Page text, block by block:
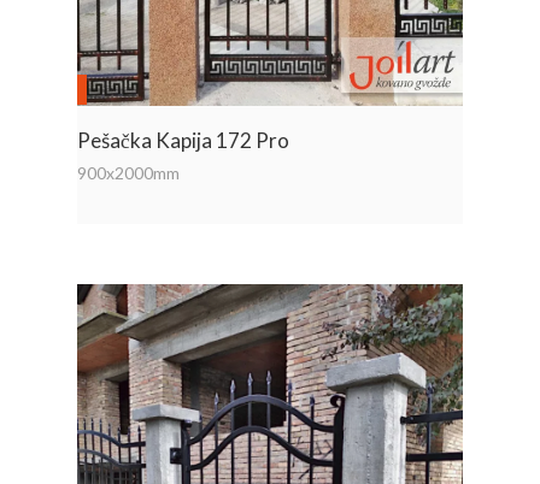
Pešačka Kapija 172 Pro
900x2000mm